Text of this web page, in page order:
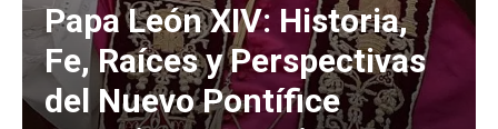
Papa León XIV: Historia,
Fe, Raíces y Perspectivas
del Nuevo Pontífice